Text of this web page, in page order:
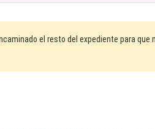
el resto del expediente para que